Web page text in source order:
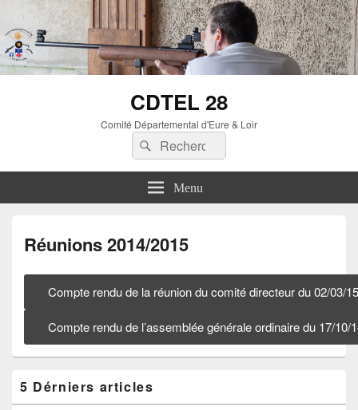
CDTEL 28
Comité Départemental d'Eure & Loir
Menu
Réunions 2014/2015
Compte rendu de la réunion du comité directeur du 02/03/15
Compte rendu de l’assemblée générale ordinaire du 17/10/
5 Dérniers articles